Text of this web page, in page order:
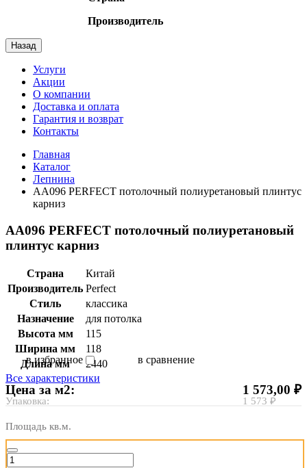
Производитель
Назад
Услуги
Акции
О компании
Доставка и оплата
Гарантия и возврат
Контакты
Главная
Каталог
Лепнина
AA096 PERFECT потолочный полиуретановый плинтус
карниз
AA096 PERFECT потолочный полиуретановый
плинтус карниз
Страна
Китай
Производитель Perfect
Стиль
классика
Назначение
для потолка
Высота мм
115
Ширина мм
118
Длина мм
2440
Все характеристики
в избранное в сравнение
Цена за м2:
Упаковка:
1 573,00 ₽
1 573 ₽
Площадь кв.м.